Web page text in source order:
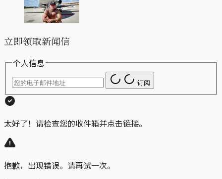
立即领取新闻信
个人信息
订阅
太好了！请检查您的收件箱并点击链接。
抱歉，出现错误。请再试一次。